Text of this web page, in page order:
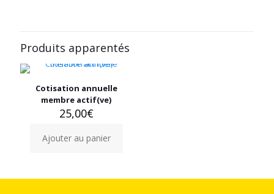
Produits apparentés
Cotisation annuelle
membre actif(ve)
25,00€
Ajouter au panier